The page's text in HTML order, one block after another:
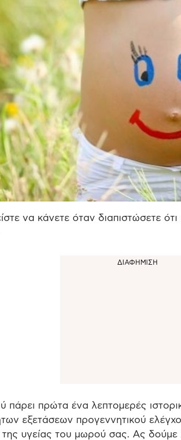
να κάνετε όταν διαπιστώσετε ότι
πάρει πρώτα ένα λεπτομερές
εξετάσεων προγεννητικού
υγείας του μωρού σας. Ας δούμε